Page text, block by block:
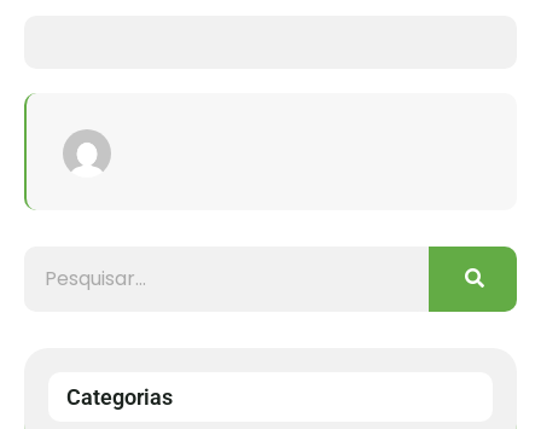
Categorias